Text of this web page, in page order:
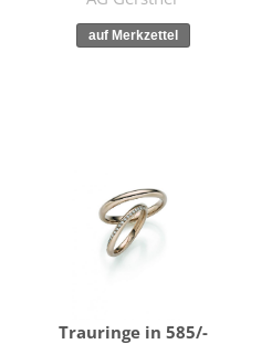
Trauringe in 585/-